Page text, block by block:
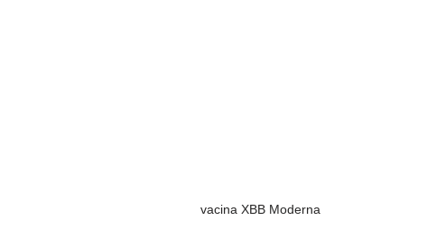
vacina XBB Moderna